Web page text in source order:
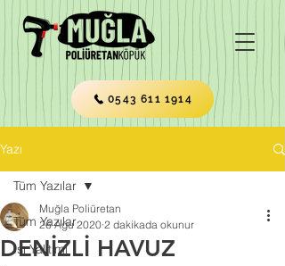
0543 611 1914
Yazı
Tüm Yazılar
Isı Yalıtımı
Tüm Yazılar
DENİZLİ HAVUZ
Muğla Poliüretan
26 Ağu 2020 2 dakikada okunur